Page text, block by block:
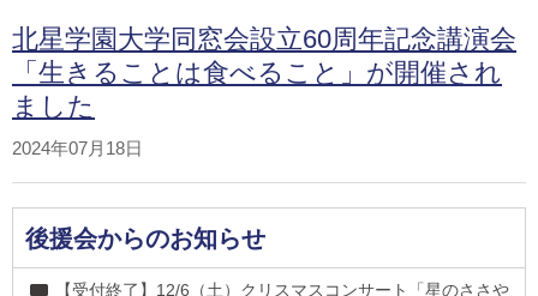
北星学園大学同窓会設立60周年記念講演会
「生きることは食べること」が開催され
ました
2024年07月18日
後援会からのお知らせ
【受付終了】12/6（土）クリスマスコンサート「星のささや